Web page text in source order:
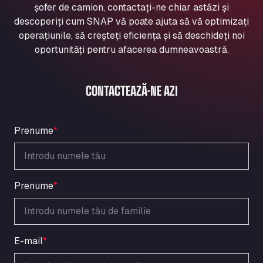
Aqua Ariva GmbH
Marie-Curie-Straße 24, 68219
Aral Autohof Bockel
An der Autobahn 1, 27404
Oppelner Str. 1, 31167
ARAL Autohof Merklingen
ARAL Autohof Preis
ARAL Tankstelle - XXL Truckwash.de
Obernburger Str. 127, 63811
Ardleigh South Services
a120 westbound, CO77SL
Area 47 Hermanos Rico
Autovia A4 km 47, 28300
șofer de camion, contactați-ne chiar astăzi și
descoperiți cum SNAP vă poate ajuta să vă optimizați
operațiunile, să creșteți eficiența și să deschideți noi
oportunități pentru afacerea dumneavoastră.
CONTACTEAZĂ-NE AZI
Prenume*
Prenume*
E-mail*